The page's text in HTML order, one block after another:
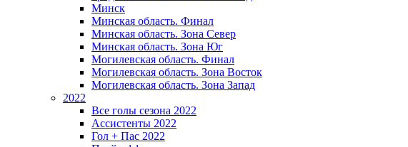
Минск
Минская область. Финал
Минская область. Зона Север
Минская область. Зона Юг
Могилевская область. Финал
Могилевская область. Зона Восток
Могилевская область. Зона Запад
2022
Все голы сезона 2022
Ассистенты 2022
Гол + Пас 2022